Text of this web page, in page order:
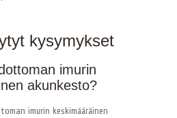
kysymykset
imurin
akunkesto?
imurin keskimääräinen